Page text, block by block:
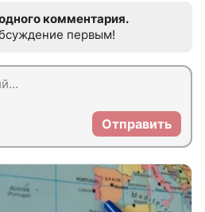
комментария.
первым!
Отправить